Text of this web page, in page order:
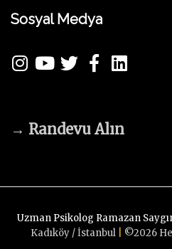
Sosyal Medya
→ Randevu Alın
Uzman Psikolog Ramazan
Kadıköy / İstanbul
©2026